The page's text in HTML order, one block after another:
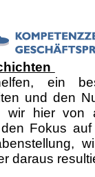
ein
und den
wir hier von
Fokus
daraus